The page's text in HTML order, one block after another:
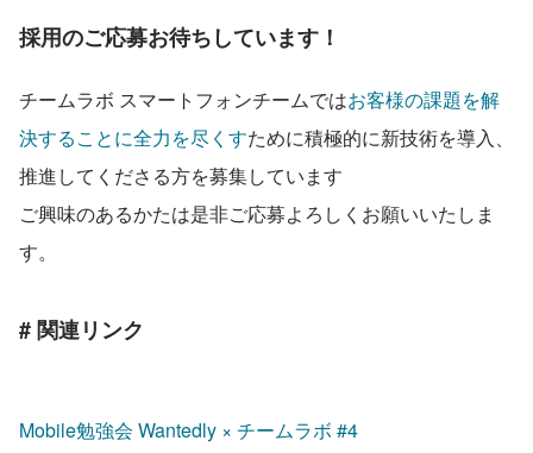
Zoomでの配信となります。 ...
採用のご応募お待ちしています！
チームラボ スマートフォンチームではお客様の課題を解
決することに全力を尽くすために積極的に新技術を導入、
推進してくださる方を募集しています
ご興味のあるかたは是非ご応募よろしくお願いいたしま
す。
# 関連リンク
Mobile勉強会 Wantedly × チームラボ #4